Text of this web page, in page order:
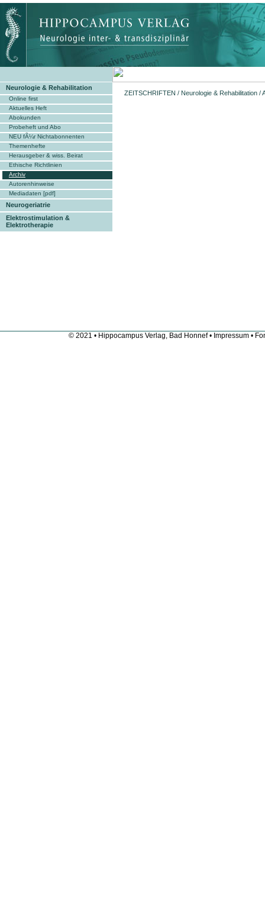
Neurologie & Rehabilitation
Online first
Aktuelles Heft
Abokunden
Probeheft und Abo
NEU fÃ¼r Nichtabonnenten
Themenhefte
Herausgeber & wiss. Beirat
Ethische Richtlinien
Archiv
Autorenhinweise
Mediadaten [pdf]
Neurogeriatrie
Elektrostimulation &
Elektrotherapie
ZEITSCHRIFTEN / Neurologie & Rehabilitation /
© 2021 • Hippocampus Verlag, Bad Honnef • Impressum •